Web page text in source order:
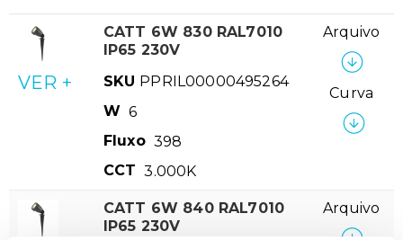
VER +
CATT 6W 830 RAL7010
IP65 230V
SKU PPRIL00000495264
W 6
Fluxo 398
CCT 3.000K
Arquivo
Curva
CATT 6W 840 RAL7010
IP65 230V
Arquivo